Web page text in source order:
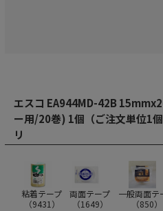
エスコ EA944MD-42B
ー用/20巻) 1個（ご注文単位1
リ
粘着テープ
（9431）
両面テープ
（1649）
一般両面テ
（850）